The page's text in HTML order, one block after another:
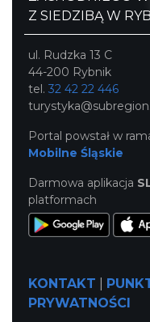
Z SIEDZIBĄ W
ul. Rudzka 13 C
44-200 Rybnik
tel. 32 42 22 446
Portal powstał w
Mobilne Śląskie
Darmowa aplikacja
platformach
KONTAKT
PRYWATNOŚCI